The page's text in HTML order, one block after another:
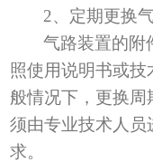
2、 定期更换
气路装置的附
照使用说明书或
般情况下，更换
须由专业技术人员
求。